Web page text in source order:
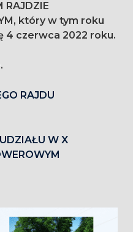
który w tym roku
4 czerwca 2022 roku.
RAJDU
W X